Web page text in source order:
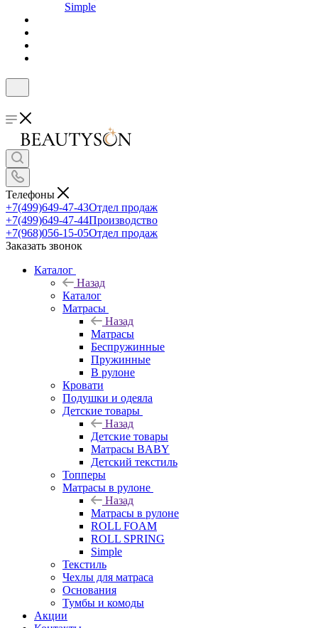
Simple
Телефоны
+7(499)649-47-43Отдел продаж
+7(499)649-47-44Производство
+7(968)056-15-05Отдел продаж
Заказать звонок
Каталог
Назад
Каталог
Матрасы
Назад
Матрасы
Беспружинные
Пружинные
В рулоне
Кровати
Подушки и одеяла
Детские товары
Назад
Детские товары
Матрасы BABY
Детский текстиль
Топперы
Матрасы в рулоне
Назад
Матрасы в рулоне
ROLL FOAM
ROLL SPRING
Simple
Текстиль
Чехлы для матраса
Основания
Тумбы и комоды
Акции